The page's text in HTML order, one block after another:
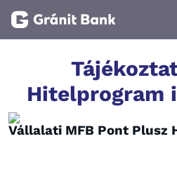
Magánszemélyeknek
Vállalkozásoknak
Hitelprogram
Vállalati MFB Pont Plusz